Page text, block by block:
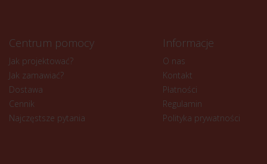
Centrum pomocy
Jak projektować?
Jak zamawiać?
Dostawa
Cennik
Najczęstsze pytania
Informacje
O nas
Kontakt
Płatności
Regulamin
Polityka prywatności